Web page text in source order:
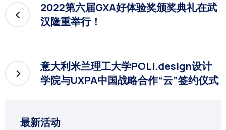
2022第六届GXA好体验奖颁奖典礼在武
汉隆重举行！
意大利米兰理工大学POLI.design设计
学院与UXPA中国战略合作“云”签约仪式
最新活动